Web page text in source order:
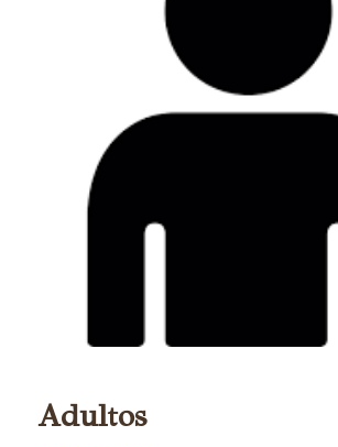
Adultos